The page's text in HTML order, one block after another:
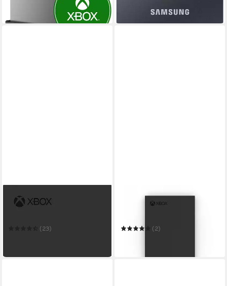
in 1-2 Werktagen bei dir
Game Drive Xbox 4TB
(23)
SEAGATE
Seagate Game Drive 2TB für
externe Gaming-Festplatte
(2)